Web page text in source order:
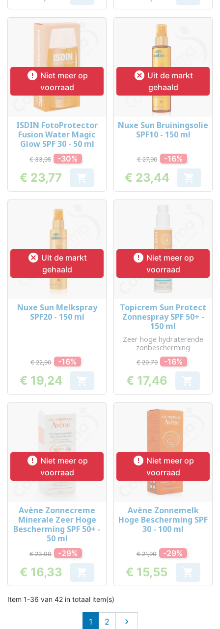
 Niet meer op
voorraad
ISDIN FotoProtector
Fusion Water Magic
Glow SPF 30 - 50 ml
€ 33,95 -30%
Prijs
€ 23,77 
 Uit de markt
gehaald
Nuxe Sun Bruiningsolie
SPF10 - 150 ml
€ 27,90 -16%
Prijs
€ 23,44 
 Uit de markt
gehaald
Nuxe Sun Melkspray
SPF20 - 150 ml
€ 22,90 -16%
Prijs
€ 19,24 
 Niet meer op
voorraad
Topicrem Sun Protect
Zonnespray SPF 50+ -
150 ml
Zeer hoge hydraterende
zonbescherming
€ 20,79 -16%
Prijs
€ 17,46 
 Niet meer op
voorraad
Avène Zonnecreme
Minerale Zeer Hoge
Bescherming SPF 50+ -
50 ml
€ 23,00 -29%
Prijs
€ 16,33 
 Niet meer op
voorraad
Avène Zonnemelk
Hoge Bescherming SPF
30 - 100 ml
€ 21,90 -29%
Prijs
€ 15,55 
Item 1-36 van 42 in totaal item(s)
1 2 Volgende
